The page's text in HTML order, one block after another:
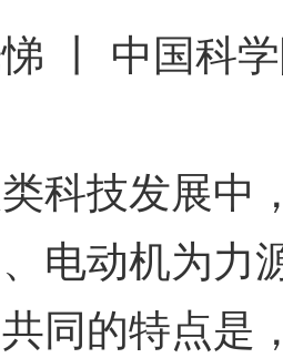
中国科学
技发展中，
电动机为力
同的特点是